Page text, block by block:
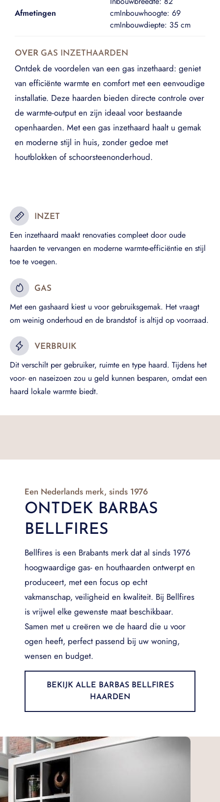
Afmetingen
cmInbouwhoogte: 69
cmInbouwdiepte: 35 cm
OVER GAS INZETHAARDEN
Ontdek de voordelen van een gas inzethaard: geniet
van efficiënte warmte en comfort met een eenvoudige
installatie. Deze haarden bieden directe controle over
de warmte-output en zijn ideaal voor bestaande
openhaarden. Met een gas inzethaard haalt u gemak
en moderne stijl in huis, zonder gedoe met
houtblokken of schoorsteenonderhoud.
INZET
Een inzethaard maakt renovaties compleet door oude
haarden te vervangen en moderne warmte-efficiëntie en stijl
toe te voegen.
GAS
Met een gashaard kiest u voor gebruiksgemak. Het vraagt
om weinig onderhoud en de brandstof is altijd op voorraad.
VERBRUIK
Dit verschilt per gebruiker, ruimte en type haard. Tijdens het
voor- en naseizoen zou u geld kunnen besparen, omdat een
haard lokale warmte biedt.
Een Nederlands merk, sinds 1976
ONTDEK BARBAS
BELLFIRES
Bellfires is een Brabants merk dat al sinds 1976
hoogwaardige gas- en houthaarden ontwerpt en
produceert, met een focus op echt
vakmanschap, veiligheid en kwaliteit. Bij Bellfires
is vrijwel elke gewenste maat beschikbaar.
Samen met u creëren we de haard die u voor
ogen heeft, perfect passend bij uw woning,
wensen en budget.
BEKIJK ALLE BARBAS BELLFIRES
HAARDEN